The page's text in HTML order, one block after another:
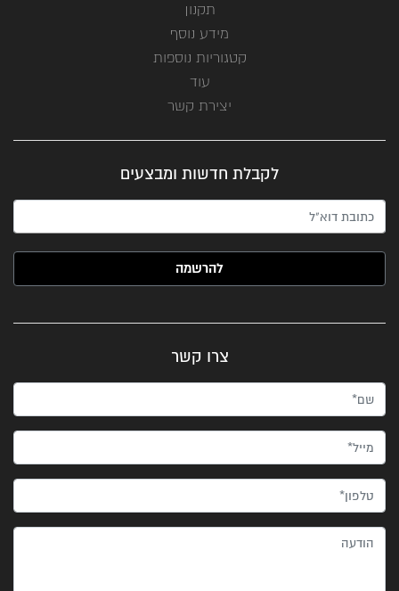
תקנון
מידע נוסף
קטגוריות נוספות
עוד
יצירת קשר
לקבלת חדשות ומבצעים
האימייל שלך (חובה)
צרו קשר